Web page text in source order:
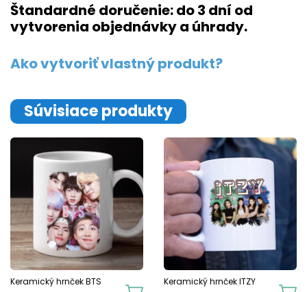
Štandardné doručenie: do 3 dní od
vytvorenia objednávky a úhrady.
Ako vytvoriť vlastný produkt?
Súvisiace produkty
Keramický hrnček BTS Keramický hrnček ITZY